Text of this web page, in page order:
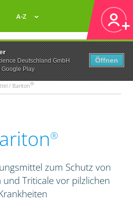
Deutschland GmbH
Play
Öffnen
A-Z
/ Bariton®
®
zum Schutz von
und Triticale vor pilzlichen